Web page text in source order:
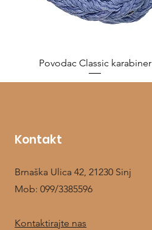
Povodac Classic karabiner
Cijena
10,00 €
Kontakt
Brnaška Ulica 42, 21230 Sinj
Mob:099/3385596
Kontaktirajte nas